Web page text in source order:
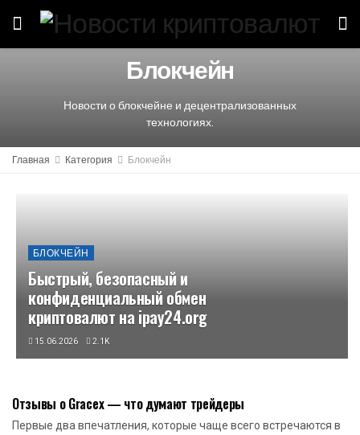
Блокчейн
Новости о блокчейне и децентрализованных
технологиях.
Главная Категория Блокчейн
БЛОКЧЕЙН
Быстрый, безопасный и
конфиденциальный обмен
криптовалют на ipay24.org
15.06.2026 2.1K
Отзывы о Gracex — что думают трейдеры
Первые два впечатления, которые чаще всего встречаются в